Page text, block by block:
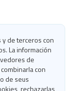
de terceros con
La información
de
con
de seus
rechazarlas